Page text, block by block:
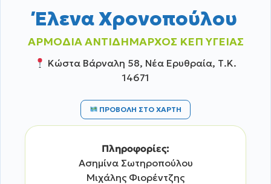
Έλενα Χρονοπούλου
ΑΡΜΟΔΙΑ ΑΝΤΙΔΗΜΑΡΧΟΣ ΚΕΠ ΥΓΕΙΑΣ
Κώστα Βάρναλη 58, Νέα Ερυθραία, Τ.Κ.
14671
ΠΡΟΒΟΛΗ ΣΤΟ ΧΑΡΤΗ
Πληροφορίες:
Ασημίνα Σωτηροπούλου
Μιχάλης Φιορέντζης